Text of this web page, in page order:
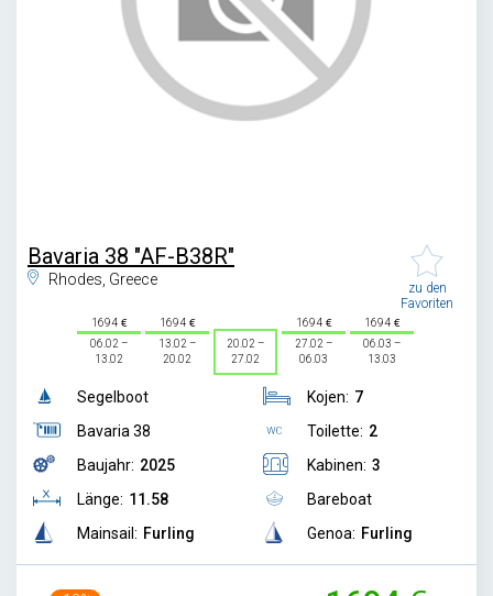
Bavaria 38 "AF-B38R"
Rhodes, Greece
zu den
Favoriten
1694
06.02 –
13.02
1694
13.02 –
20.02
20.02 –
27.02
1694
27.02 –
06.03
1694
06.03 –
13.03
Segelboot
Bavaria 38
Baujahr: 2025
Länge: 11.58
Mainsail: Furling
Kojen: 7
Toilette: 2
Kabinen: 3
Bareboat
Genoa: Furling